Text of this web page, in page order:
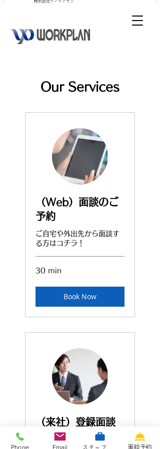
​株式会社ワークプラン
Our Services
（Web）面談のご
予約
ご自宅や外出先から面談す
る方はコチラ！
30 min
Book Now
（来社）登録面談
のご予約
Phone Email 面談予約